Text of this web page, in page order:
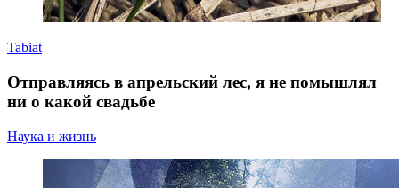
Tabiat
Отправляясь в апрельский лес, я не помышлял
ни о какой свадьбе
Наука и жизнь